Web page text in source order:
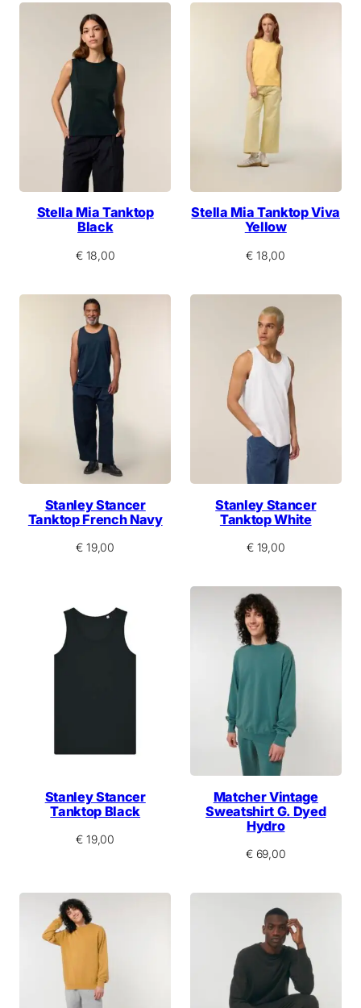
Stella Mia Tanktop
Black
€18,00
Stella Mia Tanktop Viva
Yellow
€ 18,00
Stanley Stancer
Tanktop French Navy
€ 19,00
Stanley Stancer
Tanktop White
€19,00
Stanley Stancer
Tanktop Black
€ 19,00
Matcher Vintage
Sweatshirt G. Dyed
Hydro
€69,00